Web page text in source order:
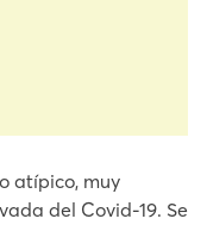
atípico, muy
del Covid-19. Se